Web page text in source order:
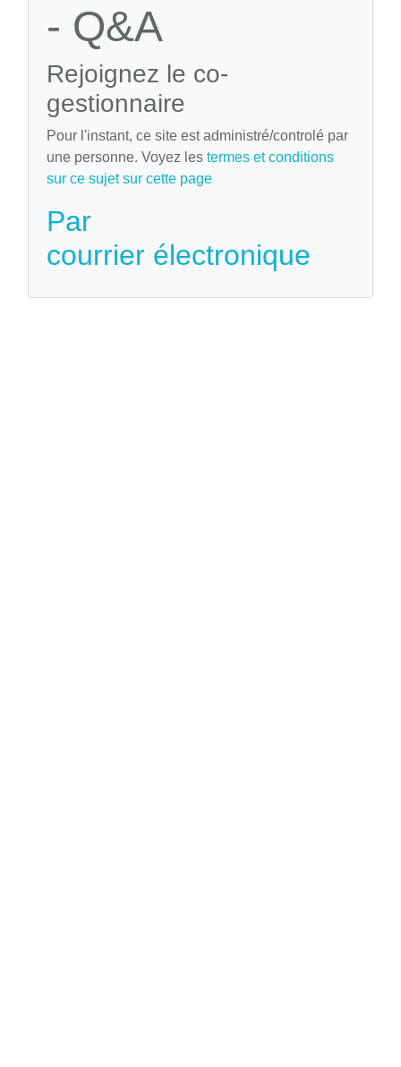
- Q&A
Rejoignez le co-
gestionnaire
Pour l'instant, ce site est administré/controlé par
une personne. Voyez les termes et conditions
sur ce sujet sur cette page
Par
courrier électronique